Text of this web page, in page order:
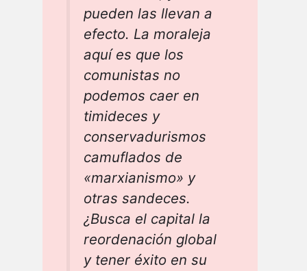
pueden las llevan a
efecto. La moraleja
aquí es que los
comunistas no
podemos caer en
timideces y
conservadurismos
camuflados de
«marxianismo» y
otras sandeces.
¿Busca el capital la
reordenación global
y tener éxito en su